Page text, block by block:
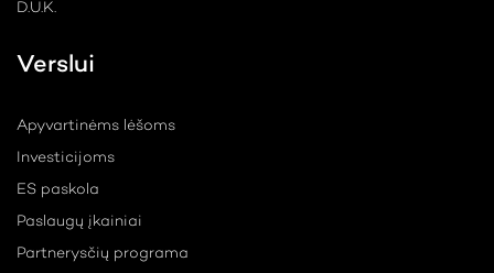
D.U.K.
Verslui
Apyvartinėms lėšoms
Investicijoms
ES paskola
Paslaugų įkainiai
Partnerysčių programa